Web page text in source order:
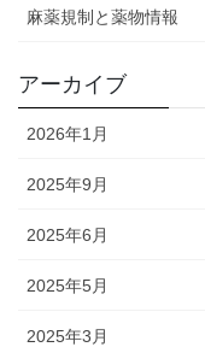
麻薬規制と薬物情報
アーカイブ
2026年1月
2025年9月
2025年6月
2025年5月
2025年3月